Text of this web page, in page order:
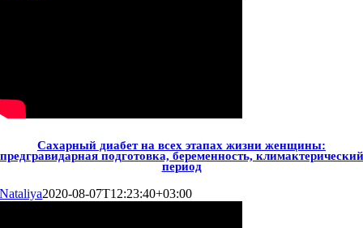
Сахарный диабет на всех этапах жизни женщины:
предгравидарная подготовка, беременность, климактерический
период
Nataliya2020-08-07T12:23:40+03:00